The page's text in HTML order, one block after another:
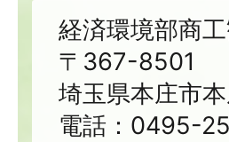
経済環境部商
〒367-8501
埼玉県本庄市
電話：0495-